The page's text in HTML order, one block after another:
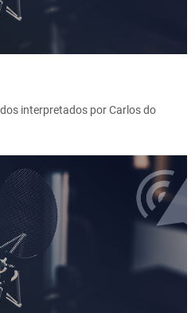
interpretados por Carlos do